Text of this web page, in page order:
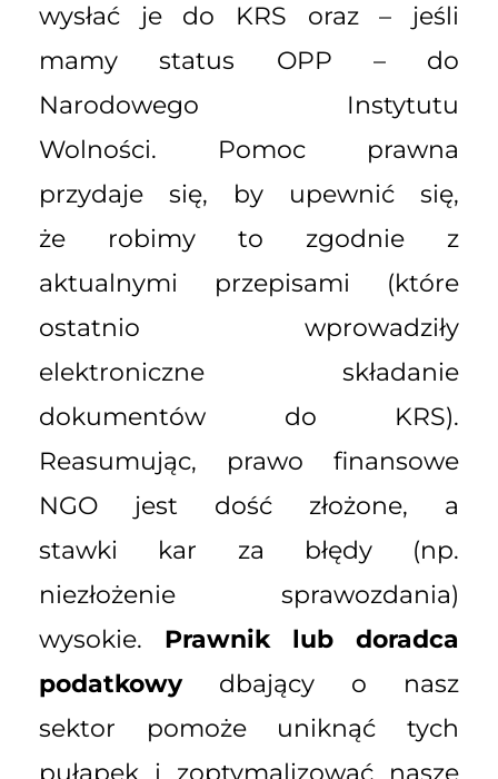
wysłać je do KRS oraz – jeśli
mamy status OPP – do
Narodowego Instytutu
Wolności. Pomoc prawna
przydaje się, by upewnić się,
że robimy to zgodnie z
aktualnymi przepisami (które
ostatnio wprowadziły
elektroniczne składanie
dokumentów do KRS).
Reasumując, prawo finansowe
NGO jest dość złożone, a
stawki kar za błędy (np.
niezłożenie sprawozdania)
wysokie. Prawnik lub doradca
podatkowydbający o nasz
sektor pomoże uniknąć tych